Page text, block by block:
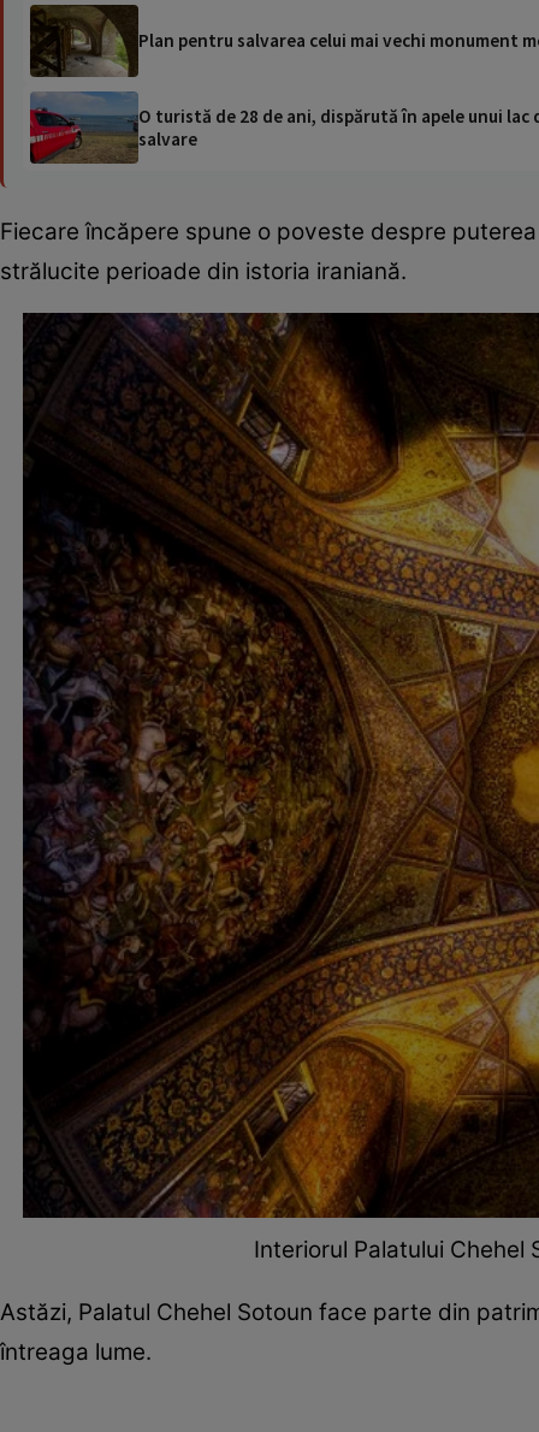
Plan pentru salvarea celui mai vechi monument
O turistă de 28 de ani, dispărută în apele unui
salvare
Fiecare încăpere spune o poveste despre
strălucite perioade din istoria iraniană.
Interiorul Palatului Chehel
Astăzi, Palatul Chehel Sotoun face parte din
întreaga lume.